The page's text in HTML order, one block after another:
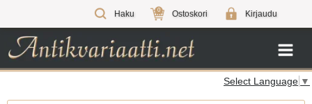
Haku 0 Ostoskori Kirjaudu
Select Language ▼